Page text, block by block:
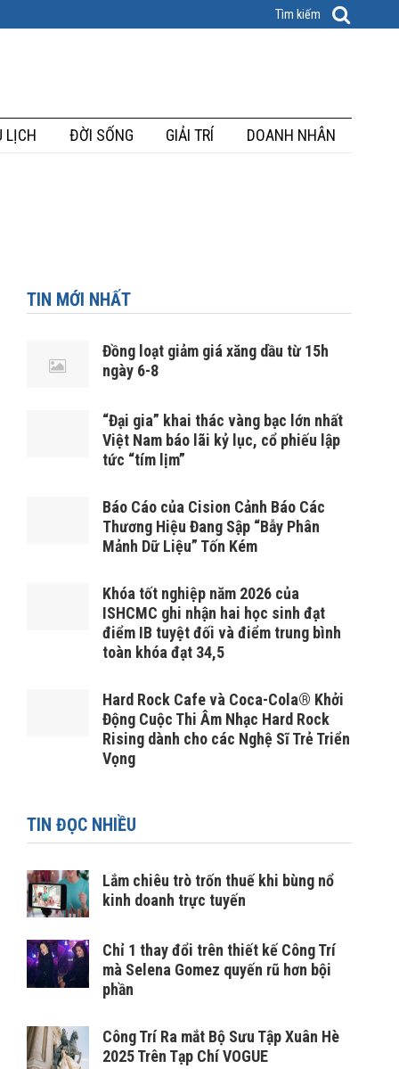
LỊCH ĐỜI SỐNG GIẢI TRÍ DOANH NHÂN
TIN MỚI NHẤT
Đồng loạt giảm giá xăng dầu từ 15h
ngày 6-8
“Đại gia” khai thác vàng bạc lớn nhất
Việt Nam báo lãi kỷ lục, cổ phiếu lập
tức “tím lịm”
Báo Cáo của Cision Cảnh Báo Các
Thương Hiệu Đang Sập “Bẫy Phân
Mảnh Dữ Liệu” Tốn Kém
Khóa tốt nghiệp năm 2026 của
ISHCMC ghi nhận hai học sinh đạt
điểm IB tuyệt đối và điểm trung bình
toàn khóa đạt 34,5
Hard Rock Cafe và Coca-Cola® Khởi
Động Cuộc Thi Âm Nhạc Hard Rock
Rising dành cho các Nghệ Sĩ Trẻ Triển
Vọng
TIN ĐỌC NHIỀU
Lắm chiêu trò trốn thuế khi bùng nổ
kinh doanh trực tuyến
Chỉ 1 thay đổi trên thiết kế Công Trí
mà Selena Gomez quyến rũ hơn bội
phần
Công Trí Ra mắt Bộ Sưu Tập Xuân Hè
2025 Trên Tạp Chí VOGUE